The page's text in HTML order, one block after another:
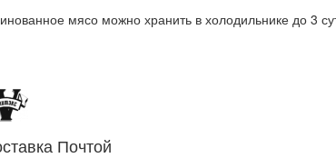
мясо можно хранить в холодильнике до 3
Почтой